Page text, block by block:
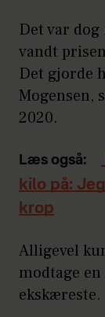
Det var
vandt
Det gjorde
Mogensen,
2020.
Læs også:
kilo på:
krop
Alligevel
modtage
ekskæreste.